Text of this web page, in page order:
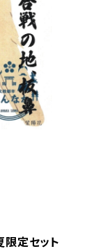
定セット